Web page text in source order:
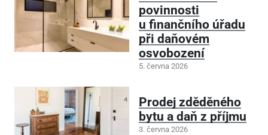
povinnosti
u finančního úřadu
při daňovém
osvobození
5. června 2026
Prodej zděděného
bytu a daň z příjmu
3. června 2026